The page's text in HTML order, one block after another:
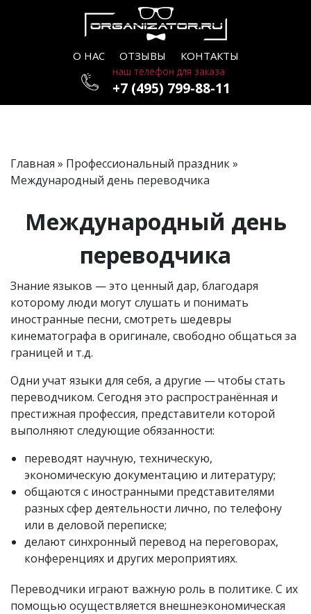
О НАС ОТЗЫВЫ КОНТАКТЫ
наш телефон для заказа
+7 (495) 799-88-11
Главная » Профессиональный праздник»
Международный день переводчика
Международный день
переводчика
Знание языков — это ценный дар, благодаря
которому люди могут слушать и понимать
иностранные песни, смотреть шедевры
кинематографа в оригинале, свободно общаться за
границей и т.д.
Одни учат языки для себя, а другие — чтобы стать
переводчиком. Сегодня это распространённая и
престижная профессия, представители которой
выполняют следующие обязанности:
переводят научную, техническую,
экономическую документацию и литературу;
общаются с иностранными представителями
разных сфер деятельности лично, по телефону
или в деловой переписке;
делают синхронный перевод на переговорах,
конференциях и других мероприятиях.
Переводчики играют важную роль в политике. С их
помощью осуществляется внешнеэкономическая